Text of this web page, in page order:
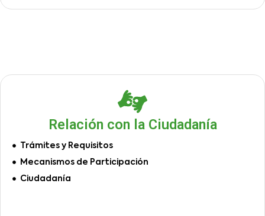
Relación con la Ciudadanía
Trámites y Requisitos
Mecanismos de Participación
Ciudadanía